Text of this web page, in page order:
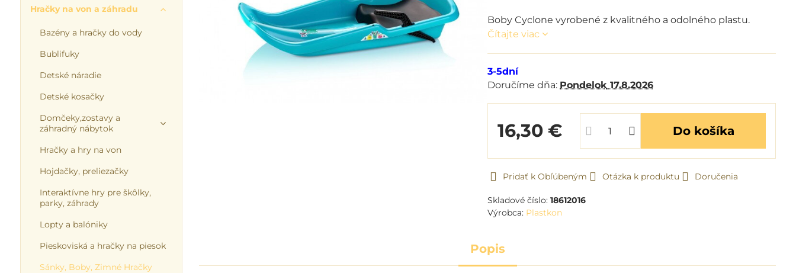
Boby Cyclone vyrobené z kvalitného a odolného plastu.
Čítajte viac
3-5dní
Doručíme dňa: Pondelok 17.8.2026
16,30 € Do košíka
Pridať k Obľúbeným Otázka k produktu Doručenia
Skladové číslo:18612016
Výrobca: Plastkon
Popis
Hračky na von a záhradu
Bazény a hračky do vody
Bublifuky
Detské náradie
Detské kosačky
Domčeky,zostavy a
záhradný nábytok
Hračky a hry na von
Hojdačky, preliezačky
Interaktívne hry pre škôlky,
parky, záhrady
Lopty a balóniky
Pieskoviská a hračky na piesok
Sánky, Boby, Zimné Hračky